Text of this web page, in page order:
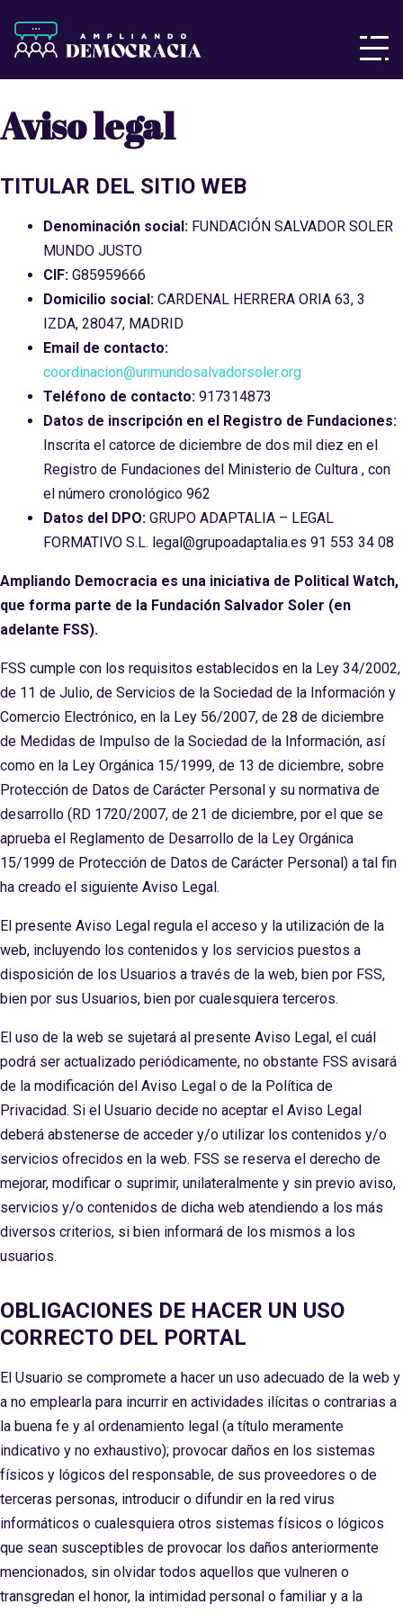
Aviso legal
TITULAR DEL SITIO WEB
Denominación social: FUNDACIÓN SALVADOR SOLER
MUNDO JUSTO
CIF: G85959666
Domicilio social: CARDENAL HERRERA ORIA 63, 3
IZDA, 28047, MADRID
Email de contacto:
coordinacion@unmundosalvadorsoler.org
Teléfono de contacto: 917314873
Datos de inscripción en el Registro de Fundaciones:
Inscrita el catorce de diciembre de dos mil diez en el
Registro de Fundaciones del Ministerio de Cultura , con
el número cronológico 962
Datos del DPO: GRUPO ADAPTALIA – LEGAL
FORMATIVO S.L. legal@grupoadaptalia.es 91 553 34 08
Ampliando Democracia es una iniciativa de Political Watch,
que forma parte de la Fundación Salvador Soler (en
adelante FSS).
FSS cumple con los requisitos establecidos en la Ley 34/2002,
de 11 de Julio, de Servicios de la Sociedad de la Información y
Comercio Electrónico, en la Ley 56/2007, de 28 de diciembre
de Medidas de Impulso de la Sociedad de la Información, así
como en la Ley Orgánica 15/1999, de 13 de diciembre, sobre
Protección de Datos de Carácter Personal y su normativa de
desarrollo (RD 1720/2007, de 21 de diciembre, por el que se
aprueba el Reglamento de Desarrollo de la Ley Orgánica
15/1999 de Protección de Datos de Carácter Personal) a tal fin
ha creado el siguiente Aviso Legal.
El presente Aviso Legal regula el acceso y la utilización de la
web, incluyendo los contenidos y los servicios puestos a
disposición de los Usuarios a través de la web, bien por FSS,
bien por sus Usuarios, bien por cualesquiera terceros.
El uso de la web se sujetará al presente Aviso Legal, el cuál
podrá ser actualizado periódicamente, no obstante FSS avisará
de la modificación del Aviso Legal o de la Política de
Privacidad. Si el Usuario decide no aceptar el Aviso Legal
deberá abstenerse de acceder y/o utilizar los contenidos y/o
servicios ofrecidos en la web. FSS se reserva el derecho de
mejorar, modificar o suprimir, unilateralmente y sin previo aviso,
servicios y/o contenidos de dicha web atendiendo a los más
diversos criterios, si bien informará de los mismos a los
usuarios.
OBLIGACIONES DE HACER UN USO
CORRECTO DEL PORTAL
El Usuario se compromete a hacer un uso adecuado de la web y
a no emplearla para incurrir en actividades ilícitas o contrarias a
la buena fe y al ordenamiento legal (a título meramente
indicativo y no exhaustivo); provocar daños en los sistemas
físicos y lógicos del responsable, de sus proveedores o de
terceras personas, introducir o difundir en la red virus
informáticos o cualesquiera otros sistemas físicos o lógicos
que sean susceptibles de provocar los daños anteriormente
mencionados, sin olvidar todos aquellos que vulneren o
transgredan el honor, la intimidad personal o familiar y a la